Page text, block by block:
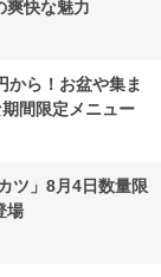
爽快な魅力
から！お盆や集ま
間限定メニュー
ツ」8月4日数量限
場